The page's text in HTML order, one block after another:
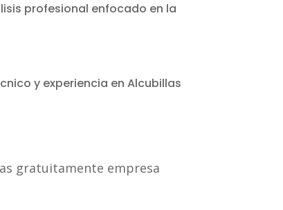
profesional enfocado en la
y experiencia en Alcubillas